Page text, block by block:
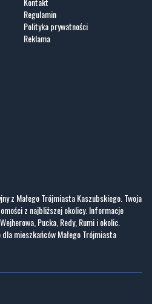
Małego Trójmiasta Kaszubskiego. Twoja
z najbliższej okolicy. Informacje
Pucka, Redy, Rumi i okolic.
mieszkańców Małego Trójmiasta